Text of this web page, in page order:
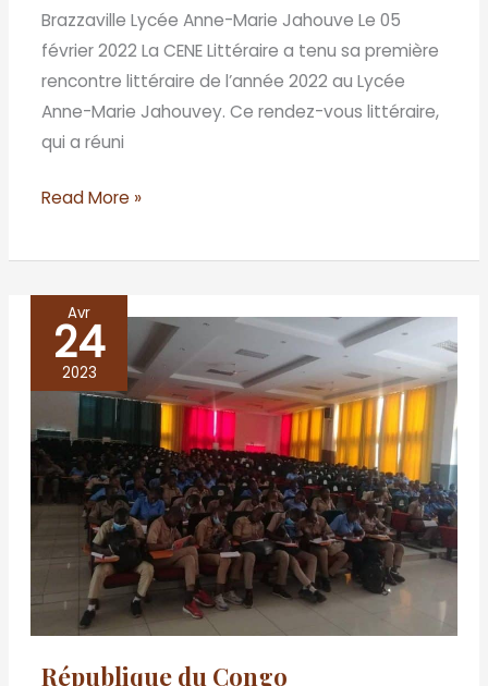
Brazzaville Lycée Anne-Marie Jahouve Le 05
février 2022 La CENE Littéraire a tenu sa première
rencontre littéraire de l’année 2022 au Lycée
Anne-Marie Jahouvey. Ce rendez-vous littéraire,
qui a réuni
Read More »
Avr
24
2023
République du Congo
République
Congo